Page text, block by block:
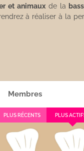
et animauxde la
à réaliser à la
Membres
PLUS RÉCENTS PLUS